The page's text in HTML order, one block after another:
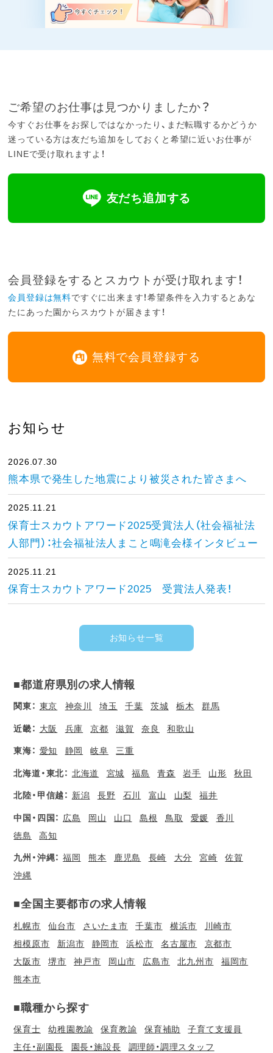
ご希望のお仕事は見つかりましたか？
今すぐお仕事をお探しではなかったり、まだ転職するかどうか
迷っている方は友だち追加をしておくと希望に近いお仕事が
LINEで受け取れますよ！
友だち追加する
会員登録をするとスカウトが受け取れます！
会員登録は無料ですぐに出来ます！希望条件を入力するとあな
たにあった園からスカウトが届きます！
無料で会員登録する
お知らせ
2026.07.30
熊本県で発生した地震により被災された皆さまへ
2025.11.21
保育士スカウトアワード2025受賞法人（社会福祉法
人部門）：社会福祉法人まこと鳴滝会様インタビュー
2025.11.21
保育士スカウトアワード2025 受賞法人発表！
お知らせ一覧
■都道府県別の求人情報
関東： 東京 神奈川 埼玉 千葉 茨城 栃木 群馬
近畿： 大阪 兵庫 京都 滋賀 奈良 和歌山
東海： 愛知 静岡 岐阜 三重
北海道・東北： 北海道 宮城 福島 青森 岩手 山形 秋田
北陸・甲信越： 新潟 長野 石川 富山 山梨 福井
中国・四国： 広島 岡山 山口 島根 鳥取 愛媛
香川
徳島
高知
九州・沖縄： 福岡 熊本 鹿児島 長崎 大分 宮崎
佐賀
沖縄
■全国主要都市の求人情報
札幌市 仙台市 さいたま市 千葉市 横浜市
川崎市
相模原市
新潟市 静岡市 浜松市 名古屋市
京都市
大阪市
堺市 神戸市 岡山市 広島市 北九州市
福岡市
熊本市
■職種から探す
保育士 幼稚園教諭 保育教諭 保育補助
子育て支援員
主任・副園長
園長・施設長
調理師・調理スタッフ